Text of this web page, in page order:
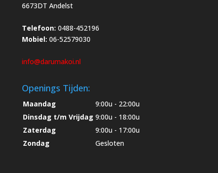
6673DT Andelst
Telefoon: 0488-452196
Mobiel: 06-52579030
info@darumakoi.nl
Openings Tijden:
Maandag
9:00u - 22:00u
Dinsdag t/m Vrijdag 9:00u - 18:00u
Zaterdag
9:00u - 17:00u
Zondag
Gesloten